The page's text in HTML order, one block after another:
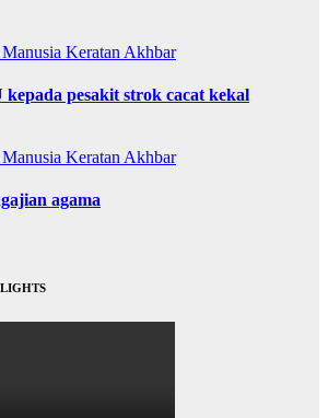
Keratan Akhbar
pesakit strok cacat kekal
Keratan Akhbar
agama